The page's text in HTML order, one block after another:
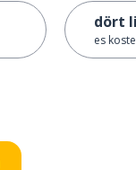
dört
es